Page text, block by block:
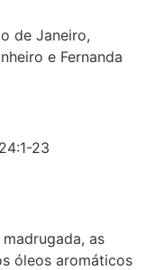
de Janeiro,
e Fernanda
23
as
óleos aromáticos